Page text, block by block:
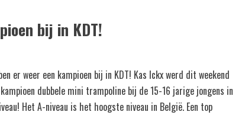
bij in KDT!
er weer een kampioen bij in KDT! Kas Ickx werd dit weekend
dubbele mini trampoline bij de 15-16 jarige jongens in
Het A-niveau is het hoogste niveau in België. Een top